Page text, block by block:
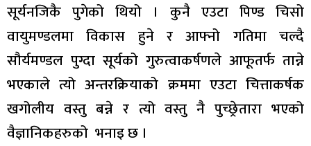
सूर्यनजिकै पुगेको थियो । कुनै एउटा पिण्ड चिसो
वायुमण्डलमा विकास हुने र आफ्नो गतिमा चल्दै
सौर्यमण्डल पुग्दा सूर्यको गुरुत्वाकर्षणले आफूतर्फ तान्ने
भएकाले त्यो अन्तरक्रियाको क्रममा एउटा चित्ताकर्षक
खगोलीय वस्तु बन्ने र त्यो वस्तु नै पुच्छ्रेतारा भएको
वैज्ञानिकहरुको भनाइ छ ।